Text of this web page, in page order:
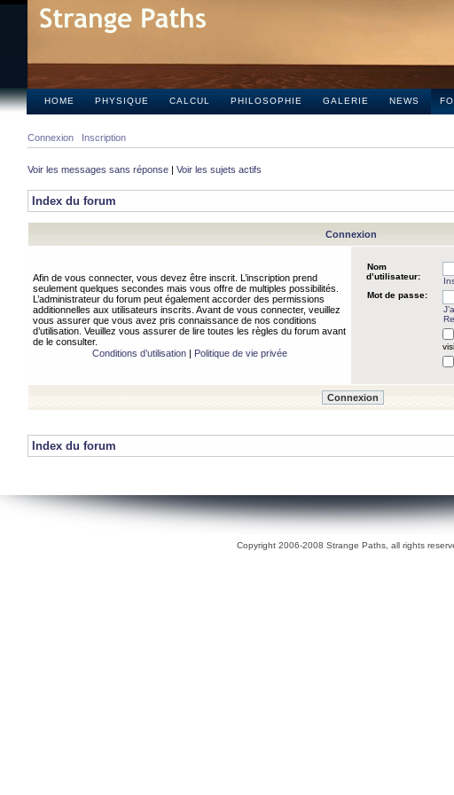
HOME PHYSIQUE CALCUL PHILOSOPHIE GALERIE NEWS
Connexion Inscription
Voir les messages sans réponse | Voir les sujets actifs
Index du forum
Connexion
Afin de vous connecter, vous devez être inscrit. L’inscription prend
seulement quelques secondes mais vous offre de multiples possibilités.
L’administrateur du forum peut également accorder des permissions
additionnelles aux utilisateurs inscrits. Avant de vous connecter, veuillez
vous assurer que vous avez pris connaissance de nos conditions
d’utilisation. Veuillez vous assurer de lire toutes les règles du forum avant
de le consulter.
Conditions d’utilisation| Politique de vie privée
Nom
d’utilisateur:
Mot de passe:
Index du forum
Copyright 2006-2008 Strange Paths, all rights